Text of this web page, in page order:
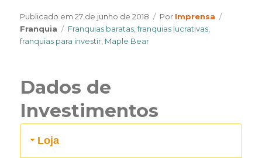
Publicado em27 de junho de 2018 Por Author
Imprensa
Franquia
Tags
Franquias baratas ,franquias lucrativas
franquias para investir Maple Bear
Dados de
Investimentos
Loja